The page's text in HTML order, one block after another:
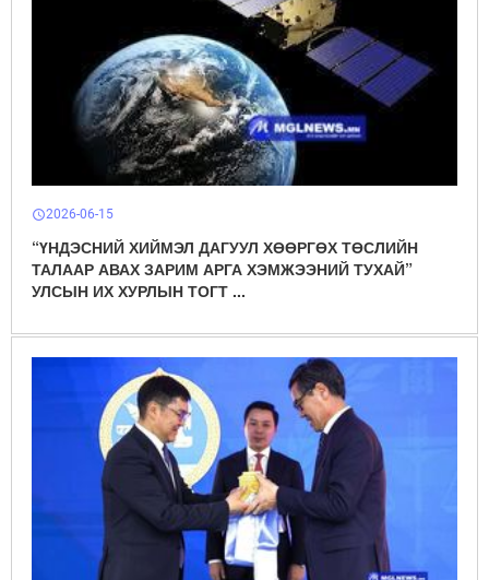
schedule2026-06-15
“ҮНДЭСНИЙ ХИЙМЭЛ ДАГУУЛ ХӨӨРГӨХ ТӨСЛИЙН
ТАЛААР АВАХ ЗАРИМ АРГА ХЭМЖЭЭНИЙ ТУХАЙ”
УЛСЫН ИХ ХУРЛЫН ТОГТ ...